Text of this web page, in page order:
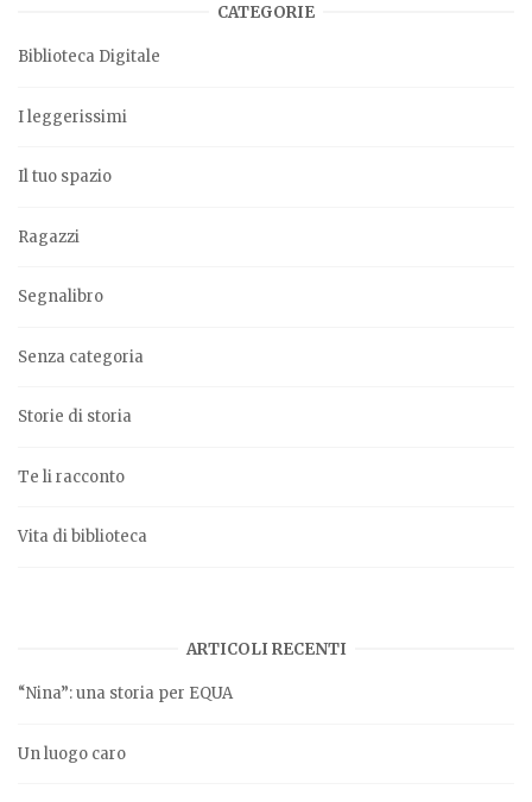
CATEGORIE
Biblioteca Digitale
I leggerissimi
Il tuo spazio
Ragazzi
Segnalibro
Senza categoria
Storie di storia
Te li racconto
Vita di biblioteca
ARTICOLI RECENTI
“Nina”: una storia per EQUA
Un luogo caro